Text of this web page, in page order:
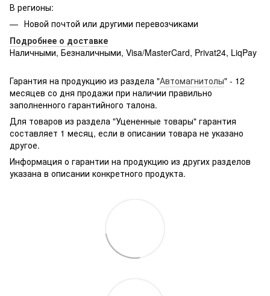
В регионы:
Новой почтой или другими перевозчиками
Подробнее о доставке
Наличными, Безналичными, Visa/MasterCard, Privat24, LiqPay
g361hhadsek/p3316040/#
Гарантия на продукцию из раздела "Автомагнитолы" - 12
месяцев со дня продажи при наличии правильно
заполненного гарантийного талона.
Для товаров из раздела "Уцененные товары" гарантия
составляет 1 месяц, если в описании товара не указано
другое.
Информация о гарантии на продукцию из других разделов
указана в описании конкретного продукта.